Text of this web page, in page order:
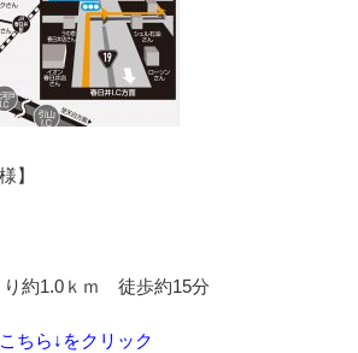
】
約1.0ｋｍ 徒歩約15分
ちら↓をクリック